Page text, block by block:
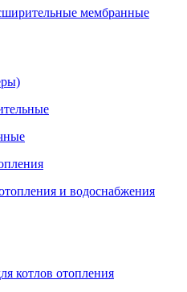
мембранные
и водоснабжения
котлов отопления